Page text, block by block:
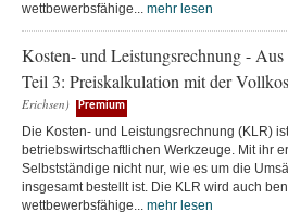
wettbewerbsfähige... mehr lesen
Kosten- und Leistungsrechnung -
Teil 3: Preiskalkulation mit der
Erichsen)
Premium
Die Kosten- und Leistungsrechnung (KLR)
betriebswirtschaftlichen Werkzeuge. Mit ihr
Selbstständige nicht nur, wie es um die
insgesamt bestellt ist. Die KLR wird auch
wettbewerbsfähige... mehr lesen